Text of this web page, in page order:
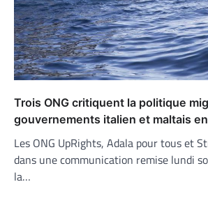
Trois ONG critiquent la politique
gouvernements italien et maltais
Les ONG UpRights, Adala pour tous et
dans une communication remise lundi
la…